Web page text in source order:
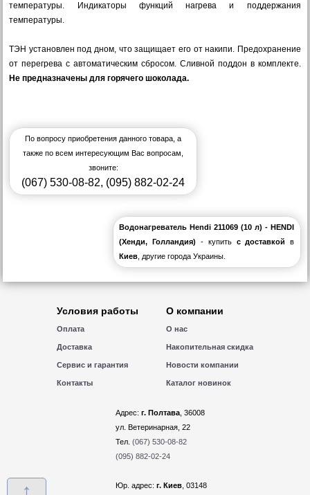
температуры. Индикаторы функций нагрева и поддержания
температуры.
ТЭН установлен под дном, что защищает его от накипи. Предохранение
от перегрева с автоматическим сбросом. Сливной поддон в комплекте.
Не предназначены для горячего шоколада.
По вопросу приобретения данного товара, а
также по всем интересующим Вас вопросам,
звоните:
(067) 530-08-82, (095) 882-02-24
Водонагреватель Hendi 211069 (10 л) - HENDI
(Хенди, Голландия)- купить с доставкой
в
Киев , другие города Украины.
Условия работы
Оплата
Доставка
Сервис и гарантия
Контакты
О компании
О нас
Накопительная скидка
Новости компании
Каталог новинок
Адрес: г. Полтава, 36008
ул. Ветеринарная, 22
Тел. (067) 530-08-82
(095) 882-02-24
Юр. адрес: г. Киев, 03148